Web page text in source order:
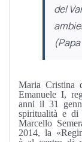
del
Maria Cristina
Emanuele I,
anni il 31
spiritualità e di
Marcello
2014, la